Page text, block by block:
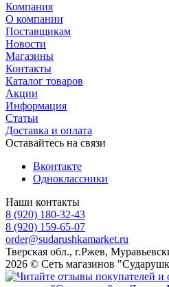
Компания
О компании
Поставщикам
Новости
Магазины
Контакты
Каталог товаров
Акции
Информация
Статьи
Доставка и оплата
Оставайтесь на связи
Вконтакте
Одноклассники
Наши контакты
8 (920) 180-32-43
8 (920) 159-65-07
order@sudarushkamarket.ru
Тверская обл., г.Ржев,
2026 © Сеть магазинов